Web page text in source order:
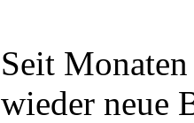
Seit
wieder neue